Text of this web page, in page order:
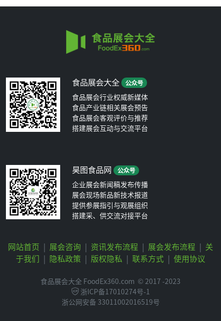
食品展会大全 公众号
食品展会行业权威新媒体
食品产业链相关展会预告
食品展会客观评价与推荐
搭建展会互动与交流平台
昊图食品网 公众号
企业展会新闻稿发布传播
展会现场新品新技术报道
提供参展指引与观展组织
搭建采、供交流对接平台
网站首页 | 展会咨询 | 资讯发布流程 | 展会发布流程 | 关
于我们 | 隐私政策 | 版权隐私 | 联系方式 | 使用协议
食品展会大全 FoodEx360.com © 2017 -2023
浙ICP备17010274号-1
浙公网安备 33011002016519号